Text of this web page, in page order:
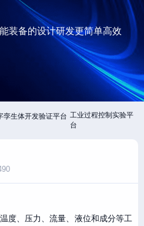
装备的设计研发更简单高效
孪生体开发验证平台 工业过程控制实验平
台
度、压力、流量、液位和成分等工